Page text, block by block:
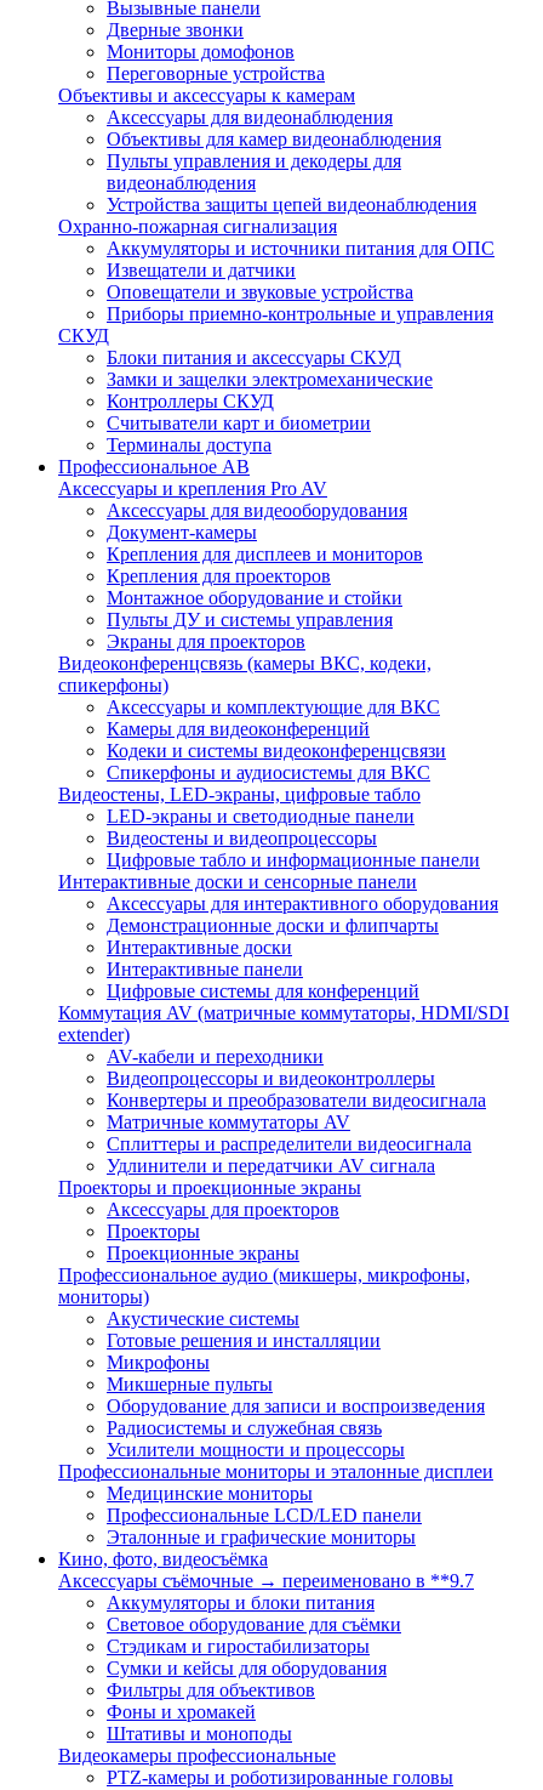
Вызывные панели
Дверные звонки
Мониторы домофонов
Переговорные устройства
Объективы и аксессуары к камерам
Аксессуары для видеонаблюдения
Объективы для камер видеонаблюдения
Пульты управления и декодеры для
видеонаблюдения
Устройства защиты цепей видеонаблюдения
Охранно-пожарная сигнализация
Аккумуляторы и источники питания для ОПС
Извещатели и датчики
Оповещатели и звуковые устройства
Приборы приемно-контрольные и управления
СКУД
Блоки питания и аксессуары СКУД
Замки и защелки электромеханические
Контроллеры СКУД
Считыватели карт и биометрии
Терминалы доступа
Профессиональное АВ
Аксессуары и крепления Pro AV
Аксессуары для видеооборудования
Документ-камеры
Крепления для дисплеев и мониторов
Крепления для проекторов
Монтажное оборудование и стойки
Пульты ДУ и системы управления
Экраны для проекторов
Видеоконференцсвязь (камеры ВКС, кодеки,
спикерфоны)
Аксессуары и комплектующие для ВКС
Камеры для видеоконференций
Кодеки и системы видеоконференцсвязи
Спикерфоны и аудиосистемы для ВКС
Видеостены, LED-экраны, цифровые табло
LED-экраны и светодиодные панели
Видеостены и видеопроцессоры
Цифровые табло и информационные панели
Интерактивные доски и сенсорные панели
Аксессуары для интерактивного оборудования
Демонстрационные доски и флипчарты
Интерактивные доски
Интерактивные панели
Цифровые системы для конференций
Коммутация AV (матричные коммутаторы, HDMI/SDI
extender)
AV-кабели и переходники
Видеопроцессоры и видеоконтроллеры
Конвертеры и преобразователи видеосигнала
Матричные коммутаторы AV
Сплиттеры и распределители видеосигнала
Удлинители и передатчики AV сигнала
Проекторы и проекционные экраны
Аксессуары для проекторов
Проекторы
Проекционные экраны
Профессиональное аудио (микшеры, микрофоны,
мониторы)
Акустические системы
Готовые решения и инсталляции
Микрофоны
Микшерные пульты
Оборудование для записи и воспроизведения
Радиосистемы и служебная связь
Усилители мощности и процессоры
Профессиональные мониторы и эталонные дисплеи
Медицинские мониторы
Профессиональные LCD/LED панели
Эталонные и графические мониторы
Кино, фото, видеосъёмка
Аксессуары съёмочные → переименовано в **9.7
Аккумуляторы и блоки питания
Световое оборудование для съёмки
Стэдикам и гиростабилизаторы
Сумки и кейсы для оборудования
Фильтры для объективов
Фоны и хромакей
Штативы и моноподы
Видеокамеры профессиональные
PTZ-камеры и роботизированные головы